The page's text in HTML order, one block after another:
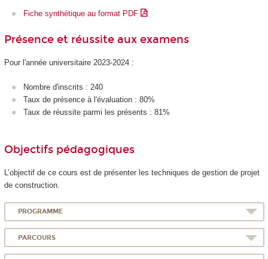
Fiche synthétique au format PDF
Présence et réussite aux examens
Pour l'année universitaire 2023-2024 :
Nombre d'inscrits : 240
Taux de présence à l'évaluation : 80%
Taux de réussite parmi les présents : 81%
Objectifs pédagogiques
L’objectif de ce cours est de présenter les techniques de gestion de projet
de construction.
PROGRAMME
PARCOURS